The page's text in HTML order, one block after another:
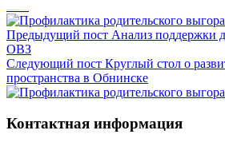
Предыдущий пост Анализ поддержки
ОВЗ
Следующий пост Круглый стол о
пространства в Обнинске
Контактная информация